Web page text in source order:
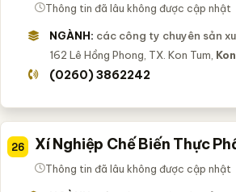
Thông tin đã lâu không được cập nhật
NGÀNH: các công ty chuyên sản
162 Lê Hồng Phong, TX. Kon Tum,
(0260) 3862242
26 Xí Nghiệp Chế Biến Thực
Thông tin đã lâu không được cập nhật